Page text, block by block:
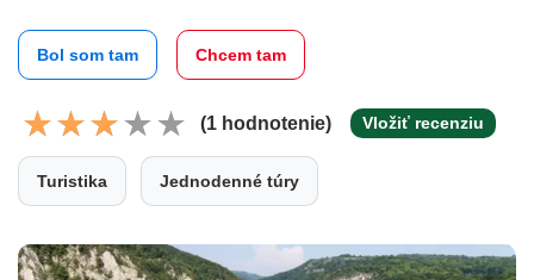
Bol som tam Chcem tam
(1 hodnotenie) Vložiť recenziu
Turistika Jednodenné túry